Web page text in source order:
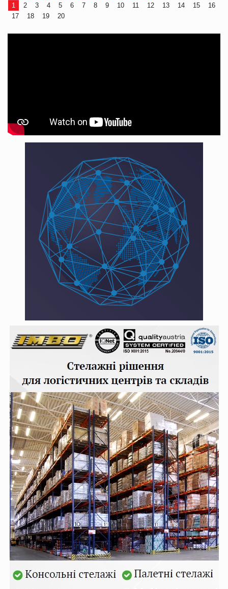
1 2 3 4 5 6 7 8 9 10 11 12 13 14 15
16
17
18 19 20